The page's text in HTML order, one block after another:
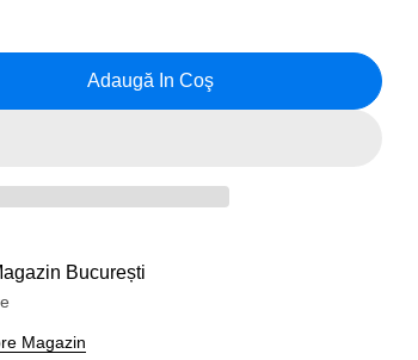
Monobloc Bicicleta NECO 113,5/23
Pentru Monobloc Bicicleta NECO
Adaugă In Coş
București
Magazin